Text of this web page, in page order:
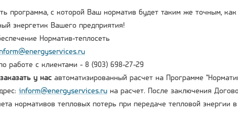
программа, с которой Ваш норматив будет таким же точным, как
энергетик Вашего предприятия!
Норматив-теплосеть
работе с клиентами - 8 (903) 698-27-29
заказать у нас автоматизированный расчет на Программе
inform@energyservices.ru на расчет. После заключения
нормативов тепловых потерь при передаче тепловой энергии